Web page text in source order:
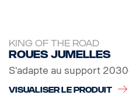
KING OF THE ROAD
Roues jumelles
S'adapte au support
VISUALISER LE PRODUIT